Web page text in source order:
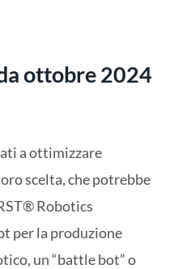
ottobre 2024
a ottimizzare
scelta, che potrebbe
Robotics
per la produzione
un “battle bot” o